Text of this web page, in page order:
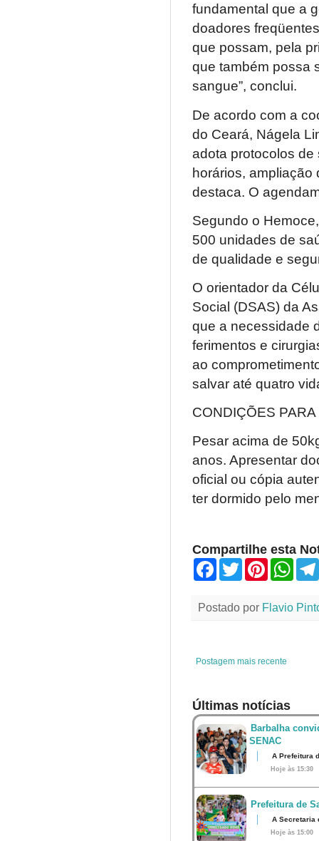
fundamental que a
doadores
que possam, pela
que também possa
sangue”, conclui.
De acordo com a
do Ceará, Nágela
adota protocolos de
horários, ampliação
destaca. O
Segundo o
500 unidades de
de qualidade e
O orientador da
Social (DSAS) da
que a necessidade
ferimentos e
ao
salvar até quatro
CONDIÇÕES
Pesar acima de
anos. Apresentar
oficial ou cópia
ter dormido pelo
Compartilhe esta
b
w
e
s
Postado por Flavio
Postagem mais recente
Últimas notícias
Barbalha
SENAC
A Prefeitura
Hoje às 15:30
Prefeitura de
A Secretaria
Hoje às 15:00